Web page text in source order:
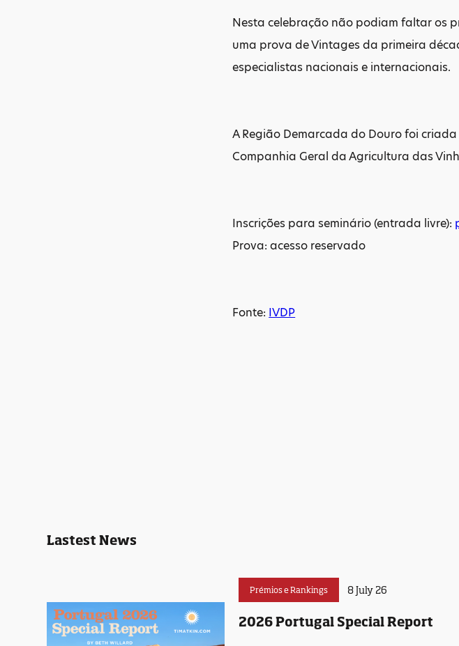
Nesta celebração não podiam faltar os
uma prova de Vintages da primeira
especialistas nacionais e internacionais.
A Região Demarcada do Douro foi
Companhia Geral da Agricultura das
Inscrições para seminário (entrada livre):
Prova: acesso reservado
Fonte: IVDP
Lastest News
Prémios e Rankings 8 July 26
2026 Portugal Special Report